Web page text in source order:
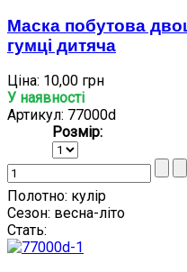
Маска побутова
гумці дитяча
Ціна: 10,00 грн
У наявності
Артикул: 77000d
Розмір:
Полотно: кулір
Сезон: весна-літо
Стать: